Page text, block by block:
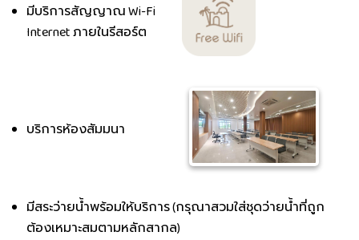
มีบริการสัญญาณ Wi-Fi
Internet ภายในรีสอร์ต
บริการห้องสัมมนา
มีสระว่ายน้ำพร้อมให้บริการ (กรุณาสวมใส่ชุดว่ายน้ำที่ถูก
ต้องเหมาะสมตามหลักสากล)